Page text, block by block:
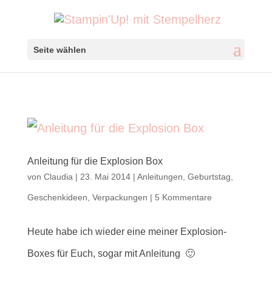
Seite wählen
Anleitung für die Explosion Box
von Claudia | 23. Mai 2014| Anleitungen Geburtstag
Geschenkideen Verpackungen | 5 Kommentare
Heute habe ich wieder eine meiner Explosion-
Boxes für Euch, sogar mit Anleitung 🙂